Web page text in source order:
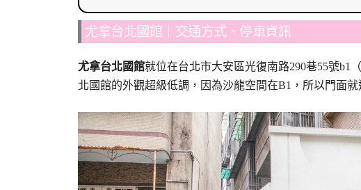
尤拿台北國館｜交通方式、停車資訊
尤拿台北國館就位在台北市大安區光復南路290巷55號b1
北國館的外觀超級低調，因為沙龍空間在B1，所以門面